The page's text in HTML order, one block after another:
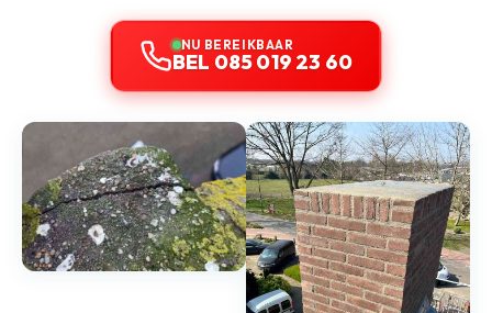
NU BEREIKBAAR
BEL 085 019 23 60